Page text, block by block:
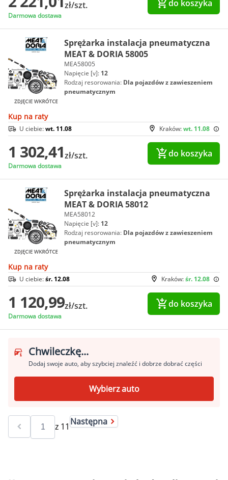
zł/szt.
Darmowa dostawa
do koszyka
Sprężarka instalacja pneumatyczna
MEAT & DORIA 58005
MEA58005
Napięcie [v]: 12
Rodzaj resorowania: Dla pojazdów z zawieszeniem
pneumatycznym
Kup na raty
Kraków:wt. 11.08
U ciebie:wt. 11.08
1 302,41zł/szt.
Darmowa dostawa
do koszyka
Sprężarka instalacja pneumatyczna
MEAT & DORIA 58012
MEA58012
Napięcie [v]: 12
Rodzaj resorowania: Dla pojazdów z zawieszeniem
pneumatycznym
Kup na raty
Kraków:śr. 12.08
U ciebie:śr. 12.08
1 120,99zł/szt.
Darmowa dostawa
do koszyka
Chwileczkę...
Dodaj swoje auto, aby szybciej znaleźć i dobrze dobrać części
Wybierz auto
z 11 Następna